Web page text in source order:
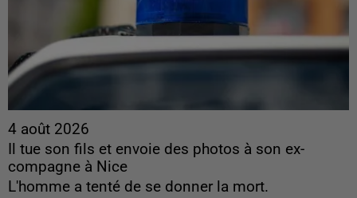
4 août 2026
Il tue son fils et envoie des photos à son ex-
compagne à Nice
L'homme a tenté de se donner la mort.